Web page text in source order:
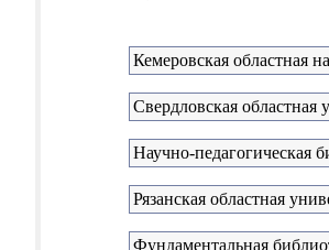
Кемеровская областная
Свердловская областная
Научно-педагогическая
Рязанская областная
Фундаментальная